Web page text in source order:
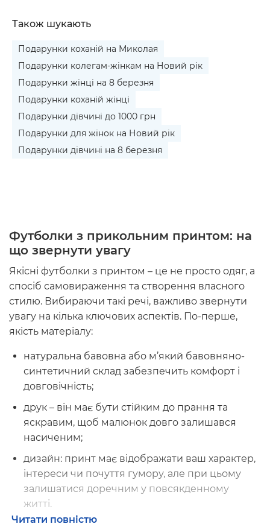
Також шукають
Подарунки коханій на Миколая
Подарунки колегам-жінкам на Новий рік
Подарунки жінці на 8 березня
Подарунки коханій жінці
Подарунки дівчині до 1000 грн
Подарунки для жінок на Новий рік
Подарунки дівчині на 8 березня
Футболки з прикольним принтом: на
що звернути увагу
Якісні футболки з принтом – це не просто одяг, а
спосіб самовираження та створення власного
стилю. Вибираючи такі речі, важливо звернути
увагу на кілька ключових аспектів. По-перше,
якість матеріалу:
натуральна бавовна або м’який бавовняно-
синтетичний склад забезпечить комфорт і
довговічність;
друк – він має бути стійким до прання та
яскравим, щоб малюнок довго залишався
насиченим;
дизайн: принт має відображати ваш характер,
інтереси чи почуття гумору, але при цьому
залишатися доречним у повсякденному
житті.
Читати повністю